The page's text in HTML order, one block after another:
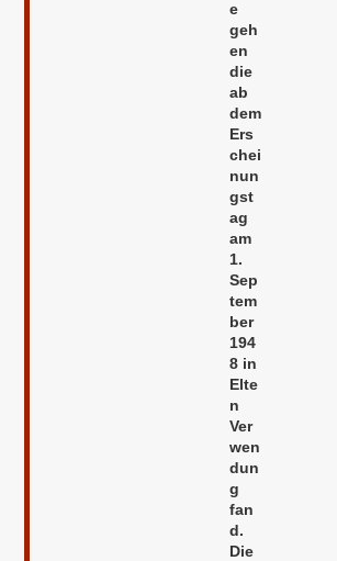
e
geh
en
die
ab
dem
Ers
chei
nun
gst
ag
am
1.
Sep
tem
ber
194
8 in
Elte
n
Ver
wen
dun
g
fan
d.
Die